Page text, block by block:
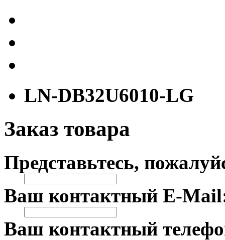
LN-DB32U6010-LG
Заказ товара
Представьтесь,
Ваш контактный E-
Ваш контактный